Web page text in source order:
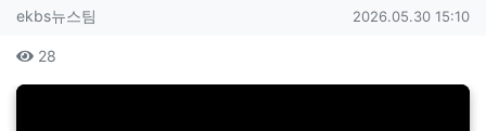
작성자 정보
ekbs뉴스팀 작성일
2026.05.30 15:10
컨텐츠 정보
28
본문